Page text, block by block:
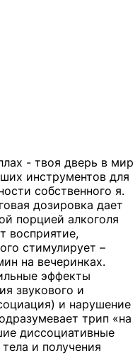
- твоя дверь в мир
инструментов для
собственного я.
дозировка дает
порцией алкоголя
восприятие,
стимулирует –
на вечеринках.
эффекты
звукового и
и нарушение
трип «на
диссоциативные
и получения